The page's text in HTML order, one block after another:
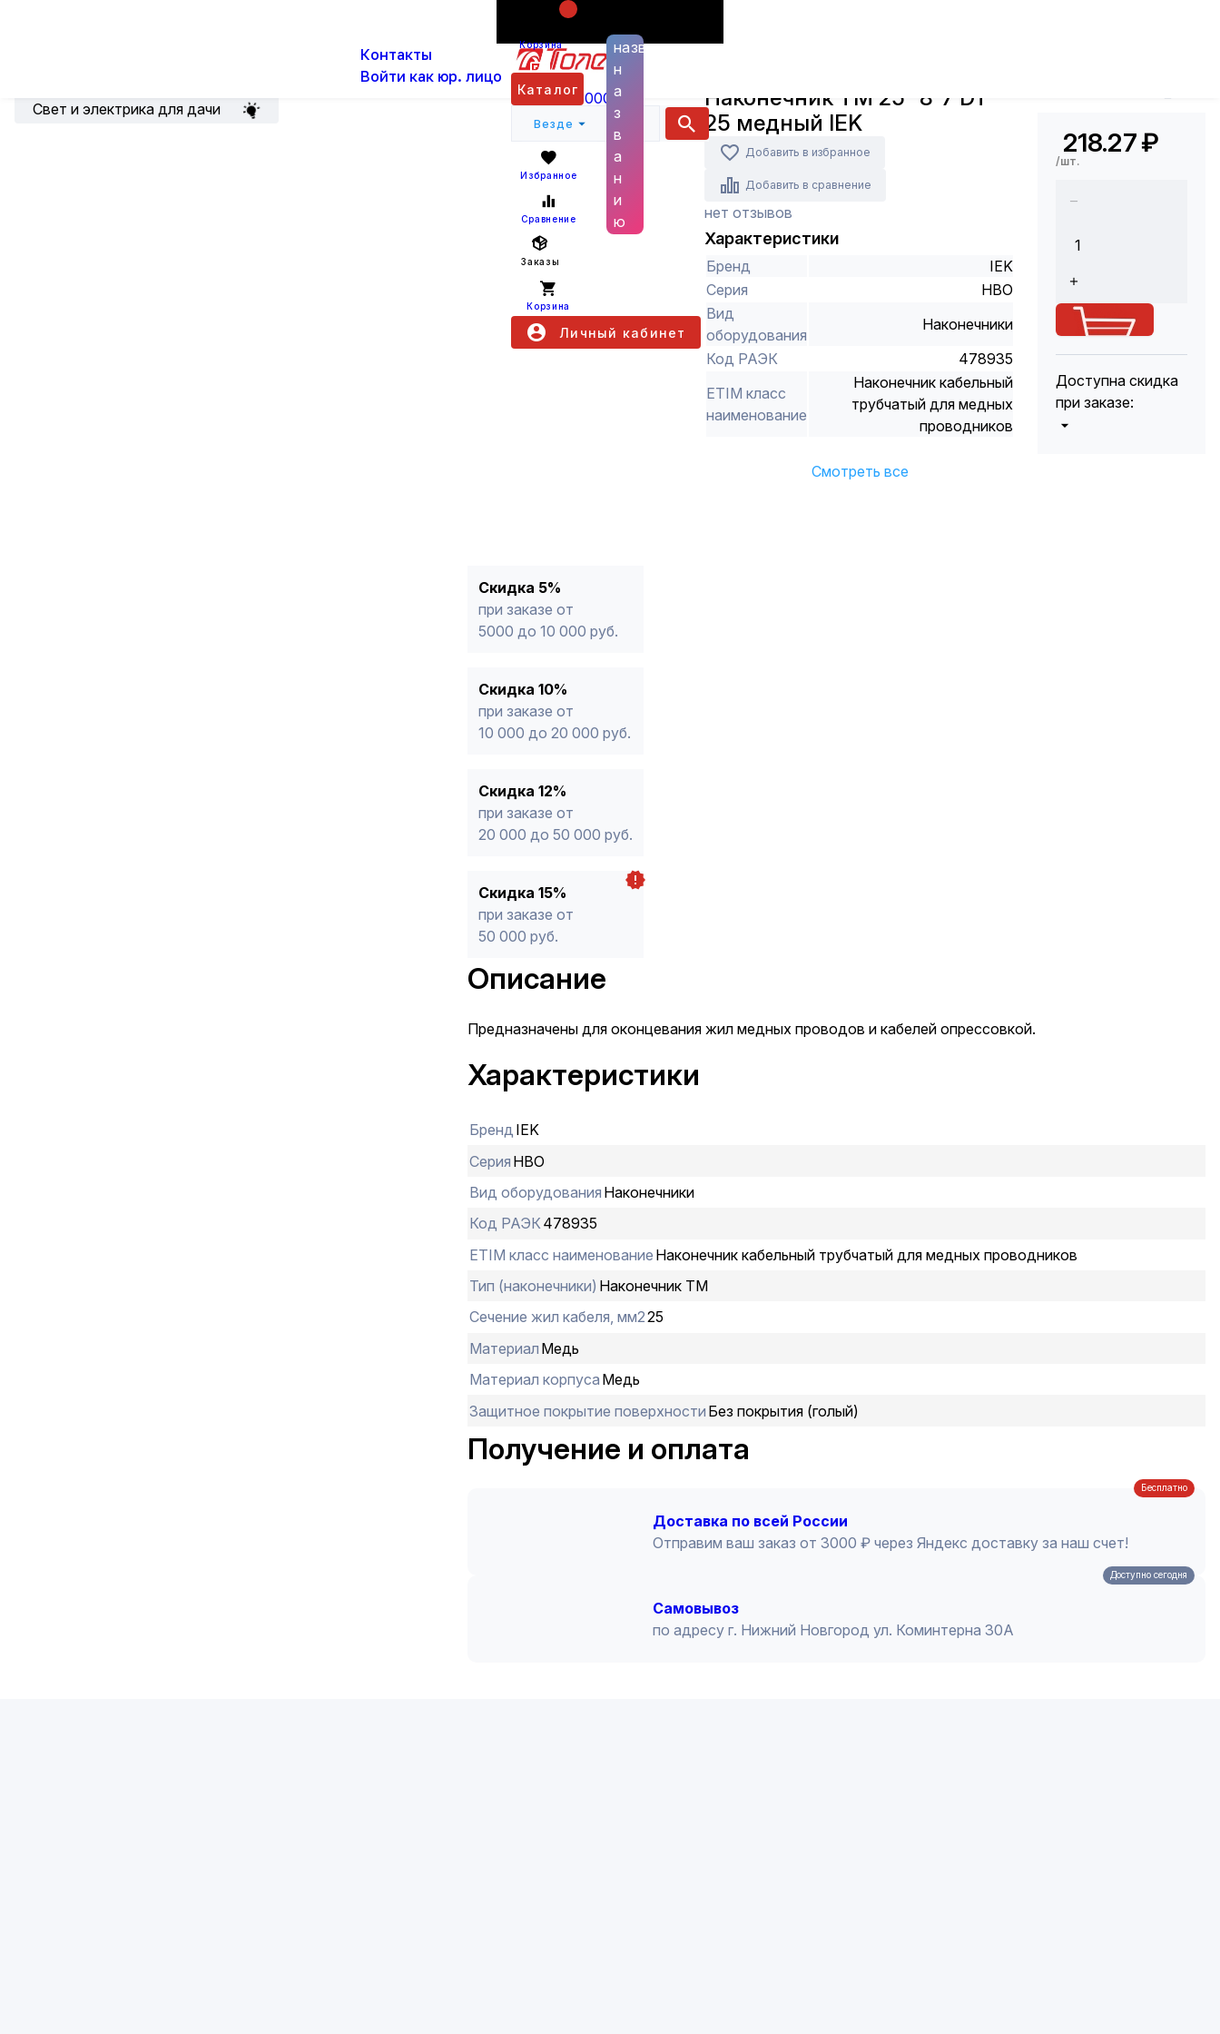
Контакты
Войти как юр. лицо
Корзина
+7 (800) 6000 600
Каталог
Везде
названию
н
а
з
в
а
н
и
ю
Избранное
Сравнение
Заказы
Корзина
Личный кабинет
Свет и электрика для дачи
Каталог Кабельная арматура
Наконечник ТМ 25- 8-7 DT-
25 медный IEK
Добавить в избранное
Добавить в сравнение
нет отзывов
Характеристики
Бренд
IEK
Серия
НВО
Вид
оборудования
Наконечники
Код РАЭК
478935
ETIM класс
наименование
Наконечник кабельный
трубчатый для медных
проводников
Смотреть все
218.27₽
/шт.
Доступна скидка
при заказе:
Скидка 5%
при заказе от
5000 до 10 000 руб.
Скидка 10%
при заказе от
10 000 до 20 000 руб.
Скидка 12%
при заказе от
20 000 до 50 000 руб.
Скидка 15%
при заказе от
50 000 руб.
Описание
Предназначены для оконцевания жил медных проводов и кабелей опрессовкой.
Характеристики
Бренд IEK
Серия НВО
Вид оборудования Наконечники
Код РАЭК478935
ETIM класс наименование Наконечник кабельный трубчатый для медных проводников
Тип (наконечники) Наконечник ТМ
Сечение жил кабеля, мм225
Материал Медь
Материал корпуса Медь
Защитное покрытие поверхности Без покрытия (голый)
Получение и оплата
Бесплатно
Доставка по всей России
Отправим ваш заказ от 3000 ₽ через Яндекс доставку за наш счет!
Доступно сегодня
Cамовывоз
по адресу г. Нижний Новгород ул. Коминтерна 30А